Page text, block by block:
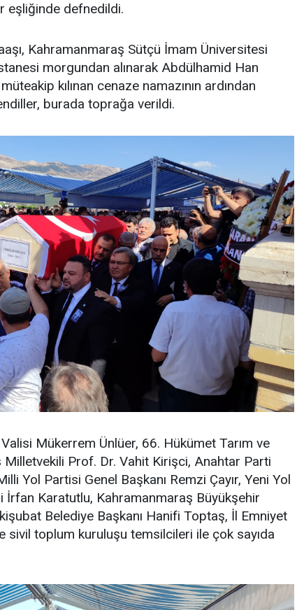
eşliğinde defnedildi.
Kahramanmaraş Sütçü İmam Üniversitesi
morgundan alınarak Abdülhamid Han
kılınan cenaze namazının ardından
burada toprağa verildi.
Mükerrem Ünlüer, 66. Hükümet Tarım ve
Milletvekili Prof. Dr. Vahit Kirişci, Anahtar Parti
Yol Partisi Genel Başkanı Remzi Çayır, Yeni Yol
Karatutlu, Kahramanmaraş Büyükşehir
Belediye Başkanı Hanifi Toptaş, İl Emniyet
sivil toplum kuruluşu temsilcileri ile çok sayıda